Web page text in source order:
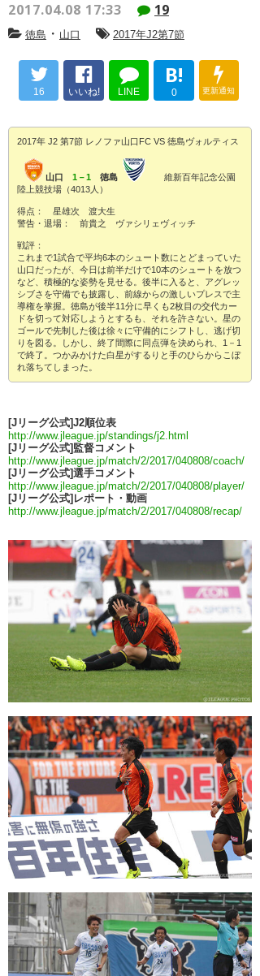
2017.04.08 17:33 19
徳島 ・ 山口 2017年J2第7節
16 いいね! LINE
B!
0 更新通知
2017年 J2 第7節 レノファ山口FC VS 徳島ヴォルティス
山口 1－1 徳島
維新百年記念公園
陸上競技場（4013人）
得点： 星雄次 渡大生
警告・退場： 前貴之 ヴァシリェヴィッチ
戦評：
これまで1試合で平均6本のシュート数にとどまっていた
山口だったが、今日は前半だけで10本のシュートを放つ
など、積極的な姿勢を見せる。後半に入ると、アグレッ
シブさを守備でも披露し、前線からの激しいプレスで主
導権を掌握。徳島が後半11分に早くも2枚目の交代カー
ドを切って対応しようとするも、それを許さない。星の
ゴールで先制した後は徐々に守備的にシフトし、逃げ切
りを図る。しかし、終了間際に同点弾を決められ、1－1
で終了。つかみかけた白星がするりと手のひらからこぼ
れ落ちてしまった。
[Jリーグ公式]J2順位表
http://www.jleague.jp/standings/j2.html
[Jリーグ公式]監督コメント
http://www.jleague.jp/match/2/2017/040808/coach/
[Jリーグ公式]選手コメント
http://www.jleague.jp/match/2/2017/040808/player/
[Jリーグ公式]レポート・動画
http://www.jleague.jp/match/2/2017/040808/recap/